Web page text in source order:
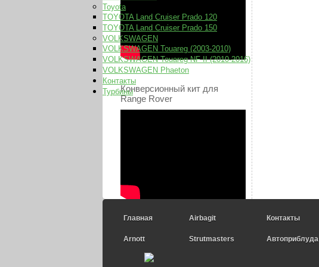
Toyota
TOYOTA Land Cruiser Prado 120
TOYOTA Land Cruiser Prado 150
VOLKSWAGEN
VOLKSWAGEN Touareg (2003-2010)
VOLKSWAGEN Touareg NF II (2010-2016)
VOLKSWAGEN Phaeton
Контакты
ТурбиныКонверсионный кит для
Range Rover
Главная Airbagit Контакты
Arnott Strutmasters Автоприблуда